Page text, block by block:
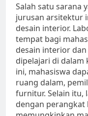
Salah satu sarana
jurusan arsitektur
desain interior.
tempat bagi
desain interior
dipelajari di dalam
ini, mahasiswa
ruang dalam,
furnitur. Selain itu,
dengan perangkat